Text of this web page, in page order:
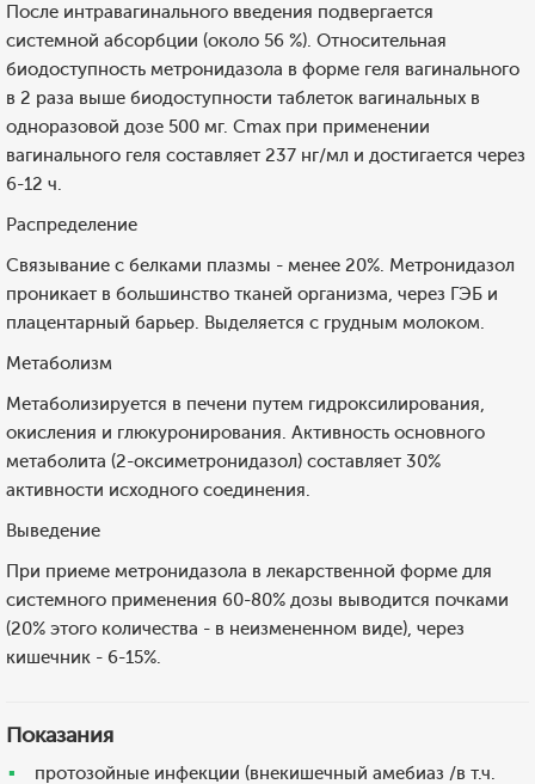
После интравагинального введения подвергается
системной абсорбции (около 56 %). Относительная
биодоступность метронидазола в форме геля вагинального
в 2 раза выше биодоступности таблеток вагинальных в
одноразовой дозе 500 мг. Cmax при применении
вагинального геля составляет 237 нг/мл и достигается через
6-12 ч.
Распределение
Связывание с белками плазмы - менее 20%. Метронидазол
проникает в большинство тканей организма, через ГЭБ и
плацентарный барьер. Выделяется с грудным молоком.
Метаболизм
Метаболизируется в печени путем гидроксилирования,
окисления и глюкуронирования. Активность основного
метаболита (2-оксиметронидазол) составляет 30%
активности исходного соединения.
Выведение
При приеме метронидазола в лекарственной форме для
системного применения 60-80% дозы выводится почками
(20% этого количества - в неизмененном виде), через
кишечник - 6-15%.
Показания
протозойные инфекции (внекишечный амебиаз /в т.ч.